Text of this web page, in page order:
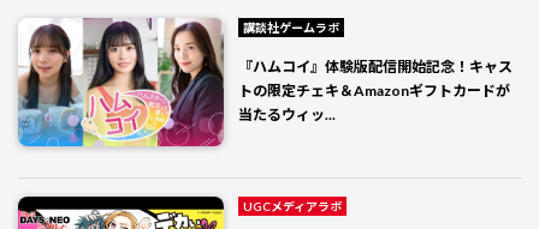
講談社ゲームラボ
『ハムコイ』体験版配信開始記念！キャス
トの限定チェキ＆Amazonギフトカードが
当たるウィッ...
UGCメディアラボ